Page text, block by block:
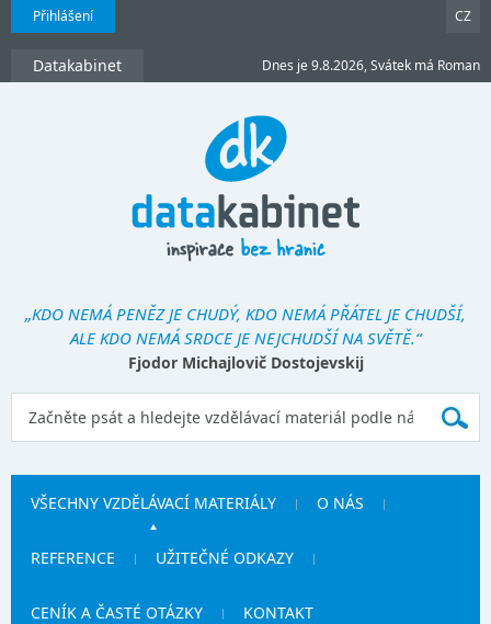
Přihlášení CZ
Datakabinet Dnes je 9.8.2026, Svátek má Roman
„KDO NEMÁ PENĚZ JE CHUDÝ, KDO NEMÁ PŘÁTEL JE CHUDŠÍ,
ALE KDO NEMÁ SRDCE JE NEJCHUDŠÍ NA SVĚTĚ.“
Fjodor Michajlovič Dostojevskij
VŠECHNY VZDĚLÁVACÍ MATERIÁLY O NÁS
REFERENCE UŽITEČNÉ ODKAZY
CENÍK A ČASTÉ OTÁZKY KONTAKT